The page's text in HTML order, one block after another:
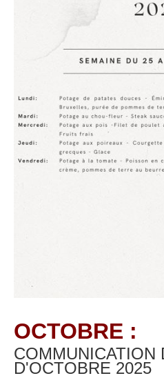
OCTOBRE :
COMMUNICATION
D'OCTOBRE 2025